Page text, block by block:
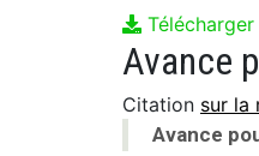
Télécharger
Avance
Citation sur la
Avance